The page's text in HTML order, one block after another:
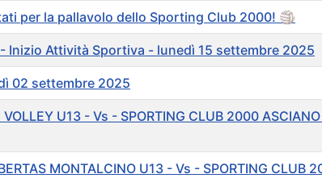
per la pallavolo dello Sporting Club 2000! 🏐
Attività Sportiva - lunedì 15 settembre 2025
02 settembre 2025
U13 - Vs - SPORTING CLUB 2000
MONTALCINO U13 - Vs - SPORTING CLUB